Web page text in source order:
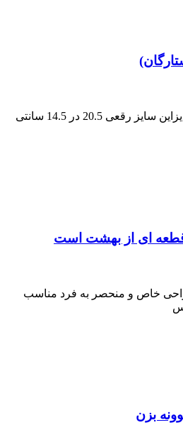
دفتر مشق اختصاصی پژال دیزاین سایز رقعی 20.5 در 14.5 سانتی
ای از بهشت است
خاص و منحصر به فرد مناسب
بزن